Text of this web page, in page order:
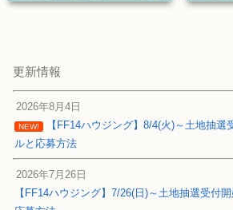
更新情報
2026年8月4日
NEW!
【FF14ハウジング】8/4(火)～土地抽選
ルと応募方法
2026年7月26日
【FF14ハウジング】7/26(日)～土地抽選受付